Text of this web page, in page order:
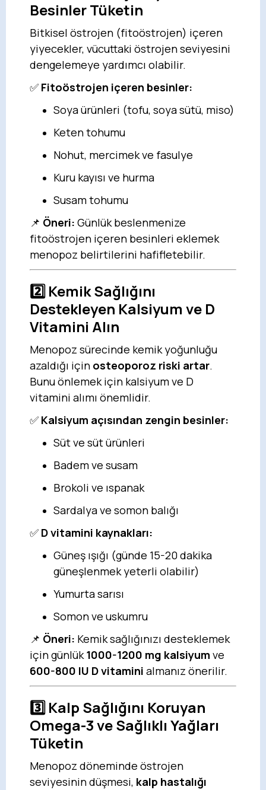
Besinler Tüketin
Bitkisel östrojen (fitoöstrojen) içeren
yiyecekler, vücuttaki östrojen seviyesini
dengelemeye yardımcı olabilir.
✅ Fitoöstrojen içeren besinler:
Soya ürünleri (tofu, soya sütü, miso)
Keten tohumu
Nohut, mercimek ve fasulye
Kuru kayısı ve hurma
Susam tohumu
📌 Öneri: Günlük beslenmenize
fitoöstrojen içeren besinleri eklemek
menopoz belirtilerini hafifletebilir.
2️⃣Kemik Sağlığını
Destekleyen Kalsiyum ve D
Vitamini Alın
Menopoz sürecinde kemik yoğunluğu
azaldığı için osteoporoz riski artar.
Bunu önlemek için kalsiyum ve D
vitamini alımı önemlidir.
✅ Kalsiyum açısından zengin besinler:
Süt ve süt ürünleri
Badem ve susam
Brokoli ve ıspanak
Sardalya ve somon balığı
✅ D vitamini kaynakları:
Güneş ışığı (günde 15-20 dakika
güneşlenmek yeterli olabilir)
Yumurta sarısı
Somon ve uskumru
📌 Öneri: Kemik sağlığınızı desteklemek
için günlük1000-1200 mg kalsiyum ve
600-800 IU D vitamini almanız önerilir.
3️⃣Kalp Sağlığını Koruyan
Omega-3 ve Sağlıklı Yağları
Tüketin
Menopoz döneminde östrojen
seviyesinin düşmesi, kalp hastalığı